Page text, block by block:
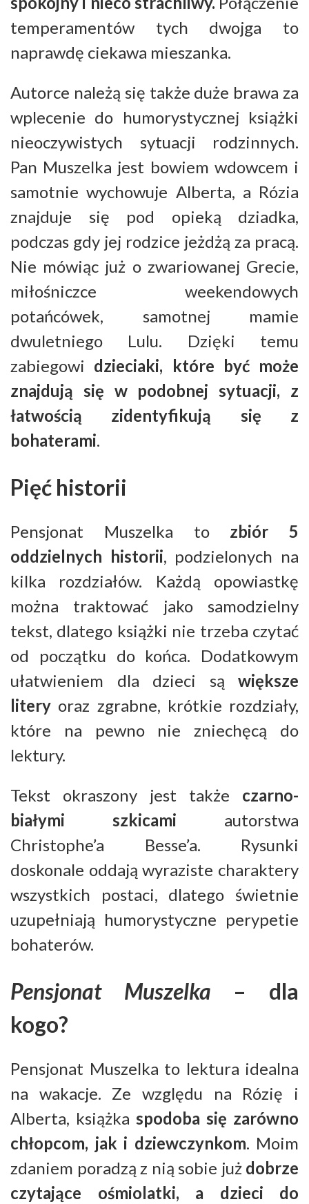
temperamentów tych dwojga to
naprawdę ciekawa mieszanka.
Autorce należą się także duże brawa za
wplecenie do humorystycznej książki
nieoczywistych sytuacji rodzinnych.
Pan Muszelka jest bowiem wdowcem i
samotnie wychowuje Alberta, a Rózia
znajduje się pod opieką dziadka,
podczas gdy jej rodzice jeżdżą za pracą.
Nie mówiąc już o zwariowanej Grecie,
miłośniczce weekendowych
potańcówek, samotnej mamie
dwuletniego Lulu. Dzięki temu
zabiegowi dzieciaki, które być może
znajdują się w podobnej sytuacji, z
łatwością zidentyfikują się z
bohaterami.
Pięć historii
Pensjonat Muszelka to zbiór 5
oddzielnych historii, podzielonych na
kilka rozdziałów. Każdą opowiastkę
można traktować jako samodzielny
tekst, dlatego książki nie trzeba czytać
od początku do końca. Dodatkowym
ułatwieniem dla dzieci są większe
litery oraz zgrabne, krótkie rozdziały,
które na pewno nie zniechęcą do
lektury.
Tekst okraszony jest także czarno-
białymi szkicami autorstwa
Christophe’a Besse’a. Rysunki
doskonale oddają wyraziste charaktery
wszystkich postaci, dlatego świetnie
uzupełniają humorystyczne perypetie
bohaterów.
Pensjonat Muszelka – dla
kogo?
Pensjonat Muszelka to lektura idealna
na wakacje. Ze względu na Rózię i
Alberta, książka spodoba się zarówno
chłopcom, jak i dziewczynkom. Moim
zdaniem poradzą z nią sobie już dobrze
czytające ośmiolatki, a dzieci do